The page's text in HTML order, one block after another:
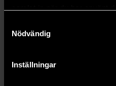
Nödvändig
Inställningar